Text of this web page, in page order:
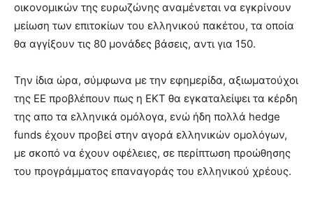
οικονομικών της ευρωζώνης αναμένεται να εγκρίνουν
μείωση των επιτοκίων του ελληνικού πακέτου, τα οποία
θα αγγίξουν τις 80 μονάδες βάσεις, αντι για 150.
Την ίδια ώρα, σύμφωνα με την εφημερίδα, αξιωματούχοι
της ΕΕ προβλέπουν πως η ΕΚΤ θα εγκαταλείψει τα κέρδη
της απο τα ελληνικά ομόλογα, ενώ ήδη πολλά hedge
funds έχουν προβεί στην αγορά ελληνικών ομολόγων,
με σκοπό να έχουν οφέλειες, σε περίπτωση προώθησης
του προγράμματος επαναγοράς του ελληνικού χρέους.